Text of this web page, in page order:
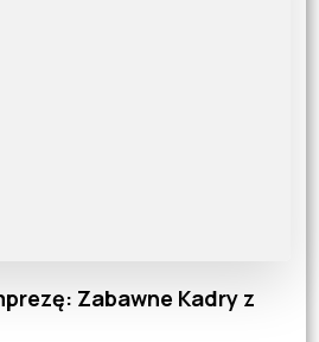
Zabawne Kadry z